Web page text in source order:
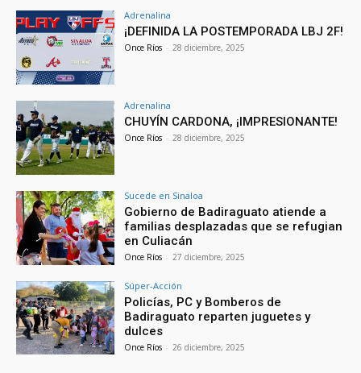
Adrenalina
¡DEFINIDA LA POSTEMPORADA LBJ 2F!
Once Ríos - 28 diciembre, 2025
Adrenalina
CHUYÍN CARDONA, ¡IMPRESIONANTE!
Once Ríos - 28 diciembre, 2025
Sucede en Sinaloa
Gobierno de Badiraguato atiende a
familias desplazadas que se refugian
en Culiacán
Once Ríos - 27 diciembre, 2025
Súper-Acción
Policías, PC y Bomberos de
Badiraguato reparten juguetes y
dulces
Once Ríos - 26 diciembre, 2025